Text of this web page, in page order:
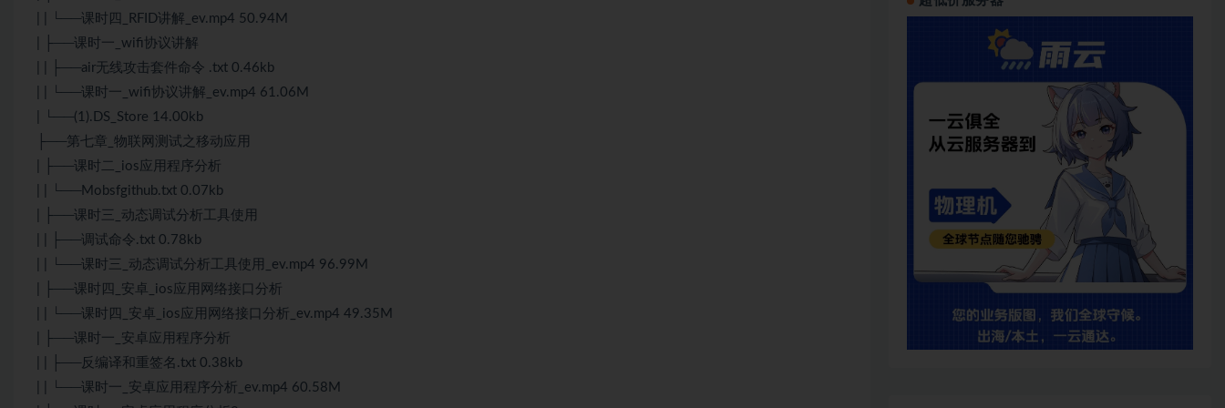
| | └──课时四_RFID讲解_ev.mp4 50.94M
| ├──课时一_wifi协议讲解
| | ├──air无线攻击套件命令 .txt 0.46kb
| | └──课时一_wifi协议讲解_ev.mp4 61.06M
| └──(1).DS_Store 14.00kb
├──第七章_物联网测试之移动应用
| ├──课时二_ios应用程序分析
| | └──Mobsfgithub.txt 0.07kb
| ├──课时三_动态调试分析工具使用
| | ├──调试命令.txt 0.78kb
| | └──课时三_动态调试分析工具使用_ev.mp4 96.99M
| ├──课时四_安卓_ios应用网络接口分析
| | └──课时四_安卓_ios应用网络接口分析_ev.mp4 49.35M
| ├──课时一_安卓应用程序分析
| | ├──反编译和重签名.txt 0.38kb
| | └──课时一_安卓应用程序分析_ev.mp4 60.58M